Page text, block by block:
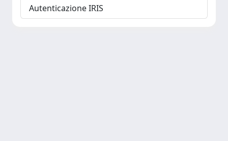
Autenticazione IRIS